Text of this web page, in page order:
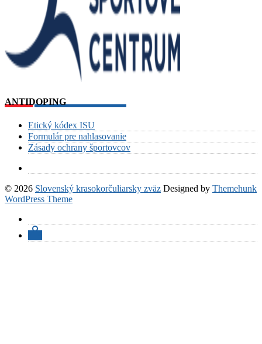
ANTIDOPING
Etický kódex ISU
Formulár pre nahlasovanie
Zásady ochrany športovcov
© 2026 Slovenský krasokorčuliarsky zväz Designed by Themehunk
WordPress Theme